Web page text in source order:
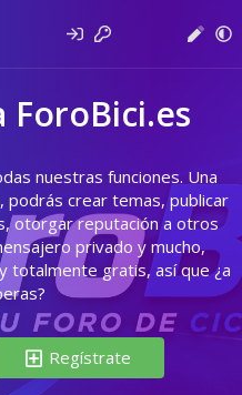
ForoBici.es
nuestras funciones. Una
podrás crear temas, publicar
otorgar reputación a otros
privado y mucho,
totalmente gratis, así que ¿a
Regístrate